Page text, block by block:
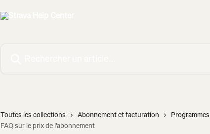
Toutes les collections Abonnement et facturation
FAQ sur le prix de l'abonnement